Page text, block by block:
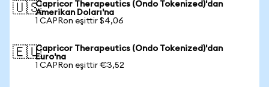
🇺🇸Capricor Therapeutics (Ondo Tokenized)'dan
Amerikan Doları'na
1 CAPRon eşittir $4,06
🇪🇺Capricor Therapeutics (Ondo Tokenized)'dan
Euro'na
1 CAPRon eşittir €3,52